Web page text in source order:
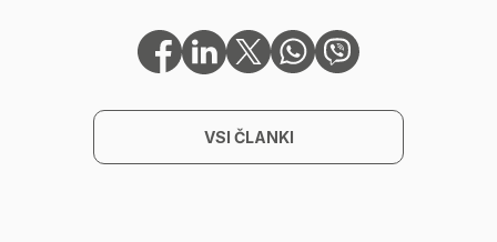
VSI ČLANKI